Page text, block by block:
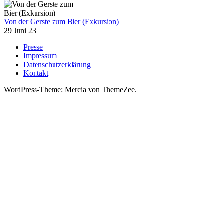
Von der Gerste zum Bier (Exkursion)
29 Juni 23
Presse
Impressum
Datenschutzerklärung
Kontakt
WordPress-Theme: Mercia von ThemeZee.